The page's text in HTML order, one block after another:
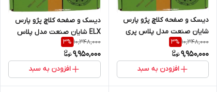
دیسک و صفحه کلاچ پژو پارس
شایان صنعت مدل پلاس پری
دمپر(خرید مستقیم از پخش
کننده)
10,348,000
3%
9,950,000
افزودن به سبد
دیسک و صفحه کلاچ پژو پارس
ELX شایان صنعت مدل پلاس
پری دمپر(خرید مستقیم از
پخش کننده)
10,348,000
3%
9,950,000
افزودن به سبد